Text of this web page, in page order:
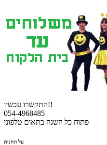
התקשרו עכשיו!!
054-4968485
פתוח כל השנה בתאום טלפוני
על החנות